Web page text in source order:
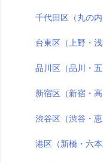
千代田区（丸の
台東区（上野・浅
品川区（品川・
新宿区（新宿・
渋谷区（渋谷・
港区（新橋・六